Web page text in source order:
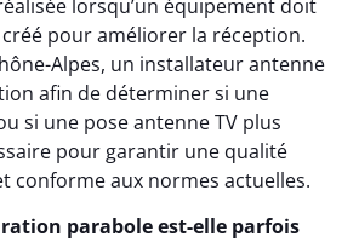
lorsqu’un équipement doit
pour améliorer la réception.
Alpes, un installateur antenne
afin de déterminer si une
si une pose antenne TV plus
pour garantir une qualité
conforme aux normes actuelles.
parabole est-elle parfois